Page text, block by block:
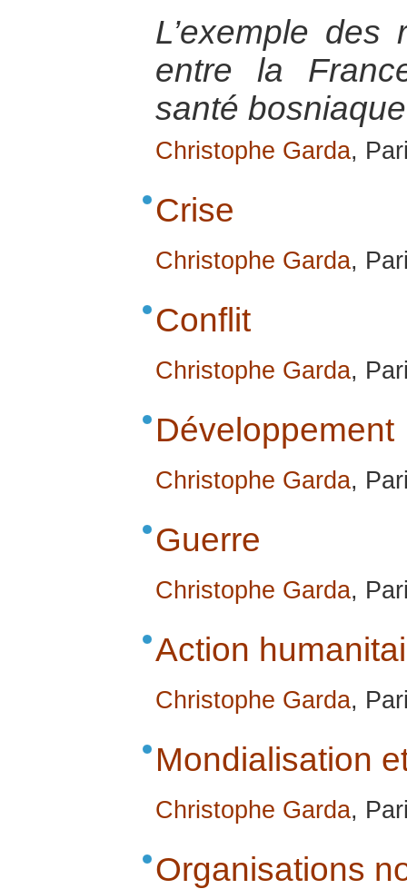
L’exemple
entre la
santé
Christophe Garda,
Crise
Christophe Garda,
Conflit
Christophe Garda,
Développement
Christophe Garda,
Guerre
Christophe Garda,
Action
Christophe Garda,
Mondialisation
Christophe Garda,
Organisations